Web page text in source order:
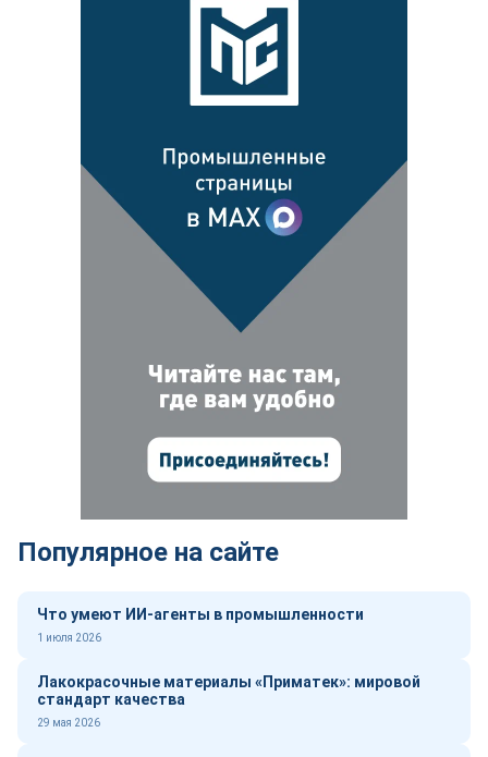
Популярное на сайте
Что умеют ИИ-агенты в промышленности
1 июля 2026
Лакокрасочные материалы «Приматек»: мировой
стандарт качества
29 мая 2026